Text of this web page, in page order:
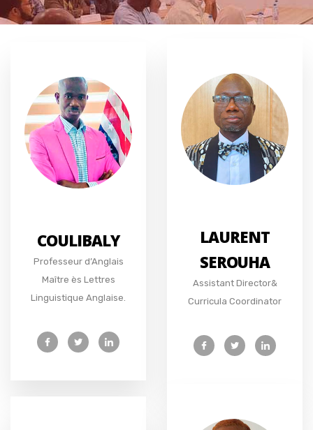
COULIBALY
Professeur d’Anglais
Maître ès Lettres
Linguistique Anglaise.
LAURENT
SEROUHA
Assistant Director&
Curricula Coordinator